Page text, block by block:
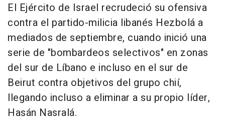
El Ejército de Israel recrudeció su ofensiva
contra el partido-milicia libanés Hezbolá a
mediados de septiembre, cuando inició una
serie de "bombardeos selectivos" en zonas
del sur de Líbano e incluso en el sur de
Beirut contra objetivos del grupo chií,
llegando incluso a eliminar a su propio líder,
Hasán Nasralá.